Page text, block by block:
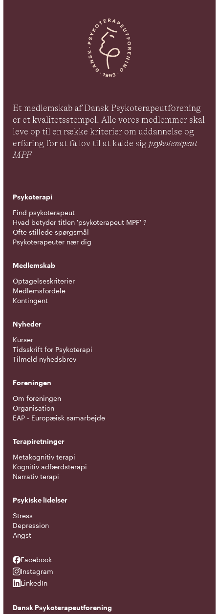
Et medlemskab af Dansk Psykoterapeutforening
er et kvalitetsstempel. Alle vores medlemmer skal
leve op til en række kriterier om uddannelse og
erfaring for at få lov til at kalde sig psykoterapeut
MPF
Psykoterapi
Find psykoterapeut
Hvad betyder titlen 'psykoterapeut MPF' ?
Ofte stillede spørgsmål
Psykoterapeuter nær dig
Medlemskab
Optagelseskriterier
Medlemsfordele
Kontingent
Nyheder
Kurser
Tidsskrift for Psykoterapi
Tilmeld nyhedsbrev
Foreningen
Om foreningen
Organisation
EAP - Europæisk samarbejde
Terapiretninger
Metakognitiv terapi
Kognitiv adfærdsterapi
Narrativ terapi
Psykiske lidelser
Stress
Depression
Angst
Facebook
Facebook
Instagram
Instagram
LinkedIn
LinkedIn
Dansk Psykoterapeutforening